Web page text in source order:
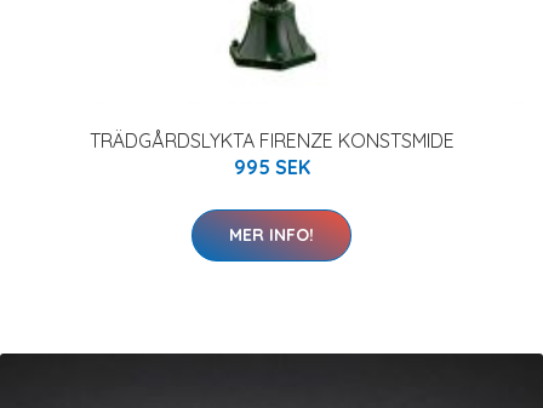
TRÄDGÅRDSLYKTA FIRENZE KONSTSMIDE
995 SEK
MER INFO!